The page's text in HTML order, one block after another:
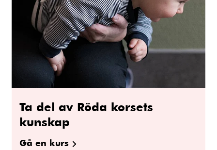
Ta del av Röda korsets
kunskap
Gå en kurs